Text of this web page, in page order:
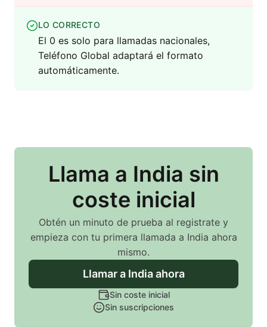
LO CORRECTO
El 0 es solo para llamadas nacionales,
Teléfono Global adaptará el formato
automáticamente.
Llama a India sin
coste inicial
Obtén un minuto de prueba al registrate y
empieza con tu primera llamada a India ahora
mismo.
Llamara Indiaahora
Sin coste inicial
Sin suscripciones